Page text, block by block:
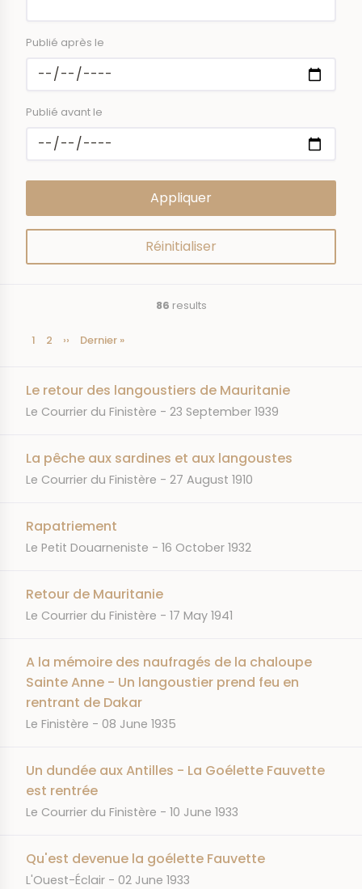
Publié après le
Publié avant le
86 results
Pagination
Current
1 Page
2
Next
››
Last
Dernier »
Le retour des langoustiers de Mauritanie
JOURNAL
Le Courrier du Finistère DATE
23 September 1939
La pêche aux sardines et aux langoustes
JOURNAL
Le Courrier du Finistère DATE
27 August 1910
Rapatriement
JOURNAL
Le Petit Douarneniste DATE
16 October 1932
Retour de Mauritanie
JOURNAL
Le Courrier du Finistère DATE
17 May 1941
A la mémoire des naufragés de la chaloupe
Sainte Anne - Un langoustier prend feu en
rentrant de Dakar
JOURNAL
Le Finistère DATE
08 June 1935
Un dundée aux Antilles - La Goélette Fauvette
est rentrée
JOURNAL
Le Courrier du Finistère DATE
10 June 1933
Qu'est devenue la goélette Fauvette
JOURNAL
L'Ouest-Éclair DATE
02 June 1933